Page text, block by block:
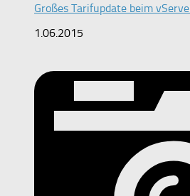
Großes Tarifupdate beim
1.06.2015